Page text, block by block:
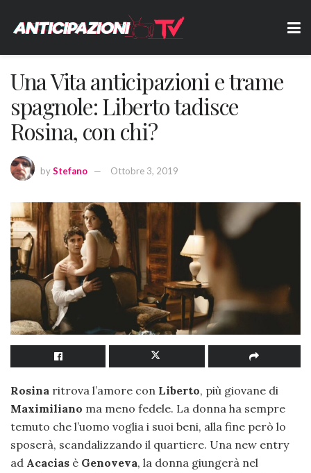
Una Vita anticipazioni e trame
spagnole: Liberto tadisce
Rosina, con chi?
byStefano Ottobre 3, 2019
Rosina ritrova l’amore con Liberto, più giovane di
Maximiliano ma meno fedele. La donna ha sempre
temuto che l’uomo voglia i suoi beni, alla fine però lo
sposerà, scandalizzando il quartiere. Una new entry
ad Acacias è Genoveva, la donna giungerà nel